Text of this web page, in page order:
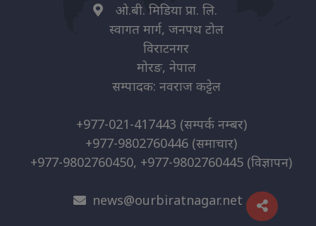
ओ.बी. मिडिया प्रा. लि.
स्वागत मार्ग, जनपथ टोल
विराटनगर
मोरङ, नेपाल
सम्पादक: नवराज कट्टेल
+977-021-417443 (सम्पर्क नम्बर)
+977-9802760446 (समाचार)
+977-9802760450, +977-9802760445 (विज्ञापन)
news@ourbiratnagar.net